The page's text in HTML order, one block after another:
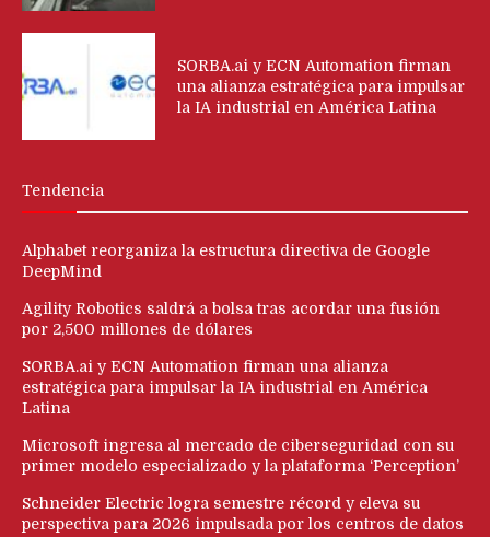
SORBA.ai y ECN Automation firman
una alianza estratégica para impulsar
la IA industrial en América Latina
Tendencia
Alphabet reorganiza la estructura directiva de Google
DeepMind
Agility Robotics saldrá a bolsa tras acordar una fusión
por 2,500 millones de dólares
SORBA.ai y ECN Automation firman una alianza
estratégica para impulsar la IA industrial en América
Latina
Microsoft ingresa al mercado de ciberseguridad con su
primer modelo especializado y la plataforma ‘Perception’
Schneider Electric logra semestre récord y eleva su
perspectiva para 2026 impulsada por los centros de datos